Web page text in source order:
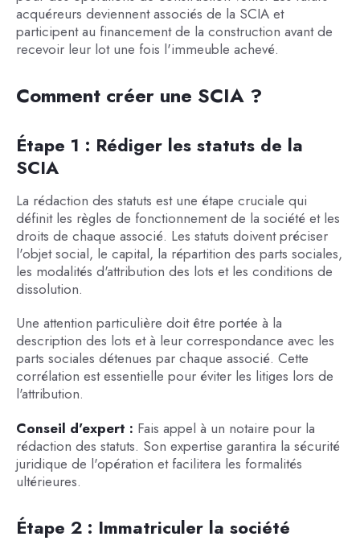
acquéreurs deviennent associés de la SCIA et
participent au financement de la construction avant de
recevoir leur lot une fois l'immeuble achevé.
Comment créer une SCIA ?
Étape 1 : Rédiger les statuts de la
SCIA
La rédaction des statuts est une étape cruciale qui
définit les règles de fonctionnement de la société et les
droits de chaque associé. Les statuts doivent préciser
l'objet social, le capital, la répartition des parts sociales,
les modalités d'attribution des lots et les conditions de
dissolution.
Une attention particulière doit être portée à la
description des lots et à leur correspondance avec les
parts sociales détenues par chaque associé. Cette
corrélation est essentielle pour éviter les litiges lors de
l'attribution.
Conseil d'expert : Fais appel à un notaire pour la
rédaction des statuts. Son expertise garantira la sécurité
juridique de l'opération et facilitera les formalités
ultérieures.
Étape 2 : Immatriculer la société